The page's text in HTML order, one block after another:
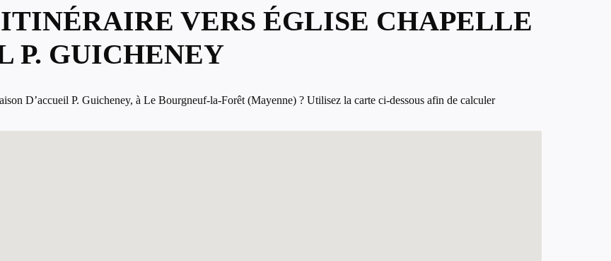
VERS ÉGLISE CHAPELLE
P. GUICHENEY
D’accueil P. Guicheney, à Le Bourgneuf-la-Forêt (Mayenne) ? Utilisez la carte ci-dessous afin de calculer